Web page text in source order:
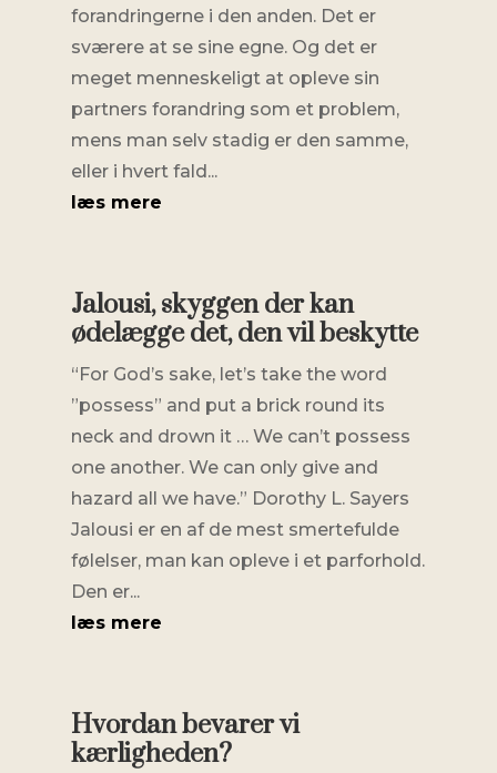
forandringerne i den anden. Det er
sværere at se sine egne. Og det er
meget menneskeligt at opleve sin
partners forandring som et problem,
mens man selv stadig er den samme,
eller i hvert fald...
læs mere
Jalousi, skyggen der kan
ødelægge det, den vil beskytte
“For God’s sake, let’s take the word
”possess” and put a brick round its
neck and drown it … We can’t possess
one another. We can only give and
hazard all we have.” Dorothy L. Sayers
Jalousi er en af de mest smertefulde
følelser, man kan opleve i et parforhold.
Den er...
læs mere
Hvordan bevarer vi
kærligheden?